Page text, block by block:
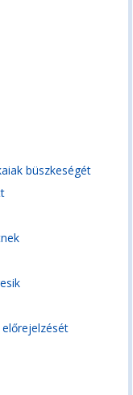
büszkeségét